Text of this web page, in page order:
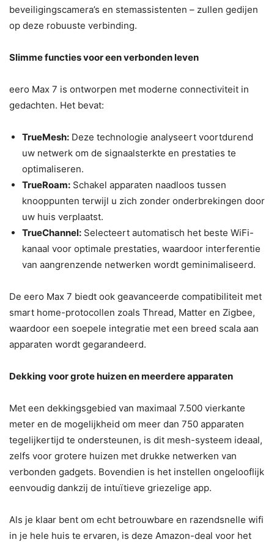
beveiligingscamera’s en stemassistenten – zullen gedijen
op deze robuuste verbinding.
Slimme functies voor een verbonden leven
eero Max 7 is ontworpen met moderne connectiviteit in
gedachten. Het bevat:
TrueMesh: Deze technologie analyseert voortdurend
uw netwerk om de signaalsterkte en prestaties te
optimaliseren.
TrueRoam: Schakel apparaten naadloos tussen
knooppunten terwijl u zich zonder onderbrekingen door
uw huis verplaatst.
TrueChannel: Selecteert automatisch het beste WiFi-
kanaal voor optimale prestaties, waardoor interferentie
van aangrenzende netwerken wordt geminimaliseerd.
De eero Max 7 biedt ook geavanceerde compatibiliteit met
smart home-protocollen zoals Thread, Matter en Zigbee,
waardoor een soepele integratie met een breed scala aan
apparaten wordt gegarandeerd.
Dekking voor grote huizen en meerdere apparaten
Met een dekkingsgebied van maximaal 7.500 vierkante
meter en de mogelijkheid om meer dan 750 apparaten
tegelijkertijd te ondersteunen, is dit mesh-systeem ideaal,
zelfs voor grotere huizen met drukke netwerken van
verbonden gadgets. Bovendien is het instellen ongelooflijk
eenvoudig dankzij de intuïtieve griezelige app.
Als je klaar bent om echt betrouwbare en razendsnelle wifi
in je hele huis te ervaren, is deze Amazon-deal voor het